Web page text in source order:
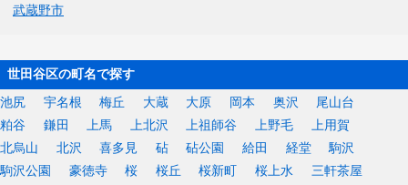
武蔵野市
世田谷区の町名で探す
池尻 宇名根 梅丘 大蔵 大原 岡本 奥沢
尾山台
粕谷
鎌田 上馬 上北沢 上祖師谷 上野毛
上用賀
北烏山
北沢 喜多見 砧 砧公園 給田 経堂
駒沢
駒沢公園
豪徳寺 桜 桜丘 桜新町 桜上水
三軒茶屋